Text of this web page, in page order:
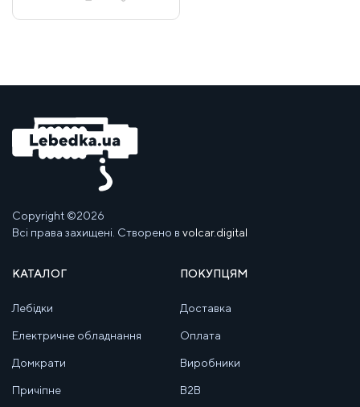
Copyright ©2026
Всі права захищені. Створено в volcar.digital
КАТАЛОГ
Лебідки
Електричне обладнання
Домкрати
Причіпне
ПОКУПЦЯМ
Доставка
Оплата
Виробники
B2B